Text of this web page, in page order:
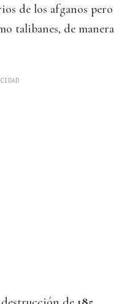
de los afganos pero
talibanes, de manera